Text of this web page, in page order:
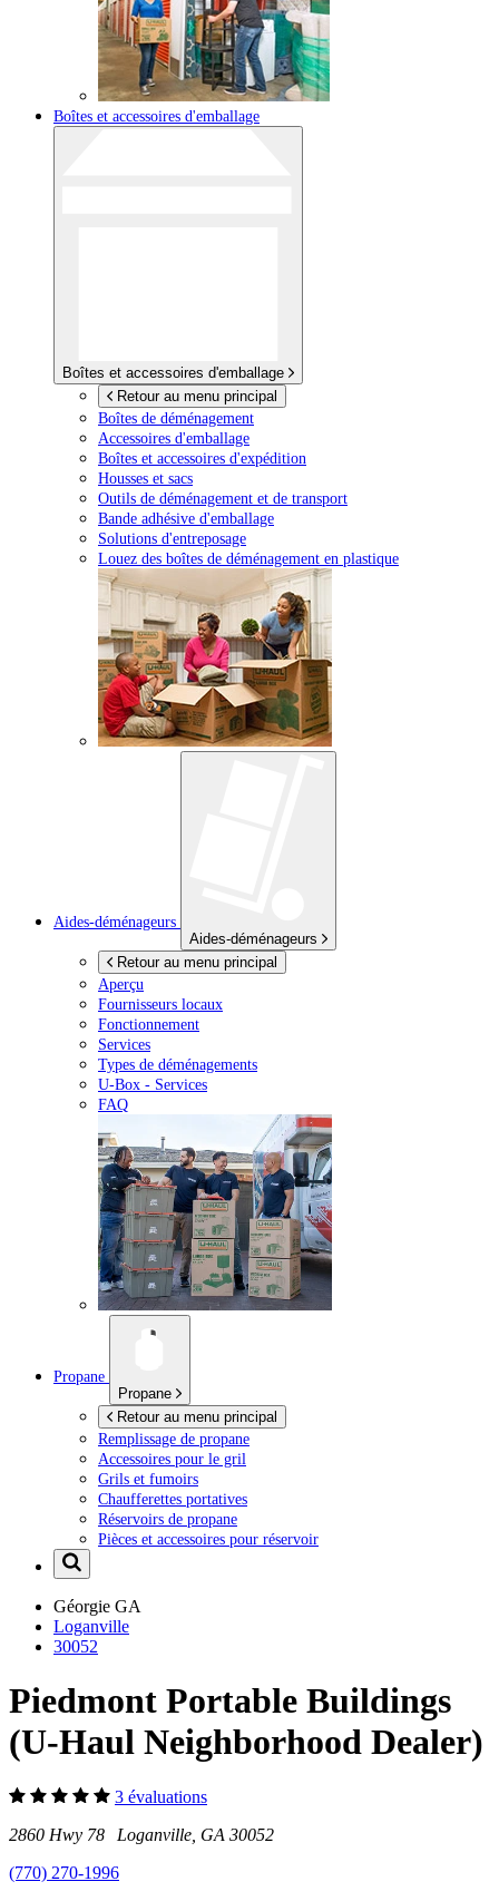
Boîtes et accessoires d'emballage
Boîtes et accessoires d'emballage
Retour au menu principal
Boîtes de déménagement
Accessoires d'emballage
Boîtes et accessoires d'expédition
Housses et sacs
Outils de déménagement et de transport
Bande adhésive d'emballage
Solutions d'entreposage
Louez des boîtes de déménagement en plastique
Aides-déménageurs
Aides-déménageurs
Retour au menu principal
Aperçu
Fournisseurs locaux
Fonctionnement
Services
Types de déménagements
U-Box - Services
FAQ
Propane
Propane
Retour au menu principal
Remplissage de propane
Accessoires pour le gril
Grils et fumoirs
Chaufferettes portatives
Réservoirs de propane
Pièces et accessoires pour réservoir
Géorgie GA
Loganville
30052
Piedmont Portable Buildings
(U-Haul Neighborhood Dealer)
3 évaluations
2860 Hwy 78 Loganville, GA 30052
(770) 270-1996